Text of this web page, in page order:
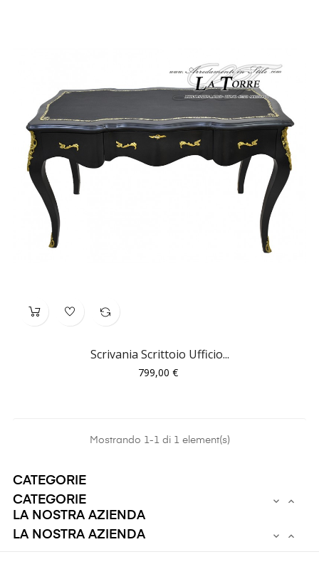
Scrivania Scrittoio Ufficio...
Prezzo
799,00 €
Mostrando 1-1 di 1 element(s)
CATEGORIE
CATEGORIE
 
LA NOSTRA AZIENDA
LA NOSTRA AZIENDA
 